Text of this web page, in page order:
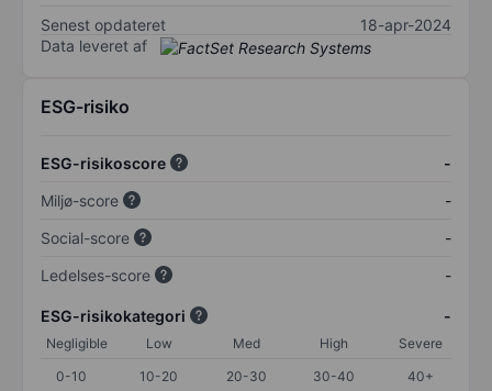
Senest opdateret
18-apr-2024
Data leveret af
ESG-risiko
ESG-risikoscore
-
Miljø-score
-
Social-score
-
Ledelses-score
-
ESG-risikokategori -
Negligible Low Med High
Severe
0-10
10-20 20-30 30-40 40+